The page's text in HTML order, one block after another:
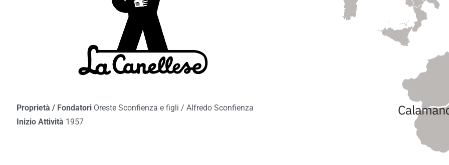
Proprietà / Fondatori Oreste Sconfienza e figli / Alfredo Sconfienza
Inizio Attività 1957